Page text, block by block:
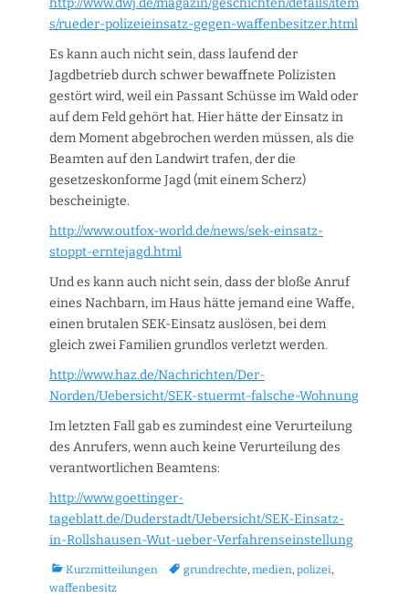
http://www.dwj.de/magazin/geschichten/details/item
s/rueder-polizeieinsatz-gegen-waffenbesitzer.html
Es kann auch nicht sein, dass laufend der
Jagdbetrieb durch schwer bewaffnete Polizisten
gestört wird, weil ein Passant Schüsse im Wald oder
auf dem Feld gehört hat. Hier hätte der Einsatz in
dem Moment abgebrochen werden müssen, als die
Beamten auf den Landwirt trafen, der die
gesetzeskonforme Jagd (mit einem Scherz)
bescheinigte.
http://www.outfox-world.de/news/sek-einsatz-
stoppt-erntejagd.html
Und es kann auch nicht sein, dass der bloße Anruf
eines Nachbarn, im Haus hätte jemand eine Waffe,
einen brutalen SEK-Einsatz auslösen, bei dem
gleich zwei Familien grundlos verletzt werden.
http://www.haz.de/Nachrichten/Der-
Norden/Uebersicht/SEK-stuermt-falsche-Wohnung
Im letzten Fall gab es zumindest eine Verurteilung
des Anrufers, wenn auch keine Verurteilung des
verantwortlichen Beamtens:
http://www.goettinger-
tageblatt.de/Duderstadt/Uebersicht/SEK-Einsatz-
in-Rollshausen-Wut-ueber-Verfahrenseinstellung
Kategorien
Kurzmitteilungen Tagsgrundrechte, medien, polizei,
waffenbesitz